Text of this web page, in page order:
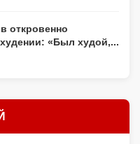
откровенно
«Был худой,...